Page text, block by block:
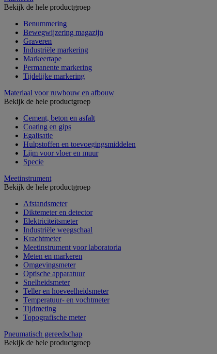
Bekijk de hele productgroep
Benummering
Bewegwijzering magazijn
Graveren
Industriële markering
Markeertape
Permanente markering
Tijdelijke markering
Materiaal voor ruwbouw en afbouw
Bekijk de hele productgroep
Cement, beton en asfalt
Coating en gips
Egalisatie
Hulpstoffen en toevoegingsmiddelen
Lijm voor vloer en muur
Specie
Meetinstrument
Bekijk de hele productgroep
Afstandsmeter
Diktemeter en detector
Elektriciteitsmeter
Industriële weegschaal
Krachtmeter
Meetinstrument voor laboratoria
Meten en markeren
Omgevingsmeter
Optische apparatuur
Snelheidsmeter
Teller en hoeveelheidsmeter
Temperatuur- en vochtmeter
Tijdmeting
Topografische meter
Pneumatisch gereedschap
Bekijk de hele productgroep